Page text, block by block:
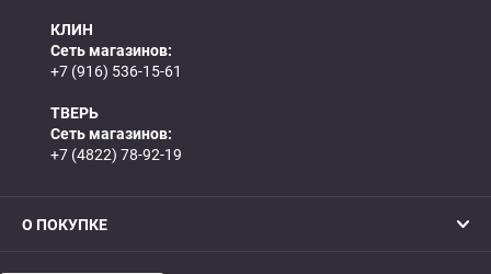
КЛИН
Сеть магазинов:
+7 (916) 536-15-61
ТВЕРЬ
Сеть магазинов:
+7 (4822) 78-92-19
О ПОКУПКЕ